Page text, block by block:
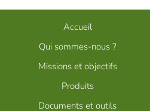
Accueil
Qui sommes-nous ?
Missions et objectifs
Produits
Documents et outils